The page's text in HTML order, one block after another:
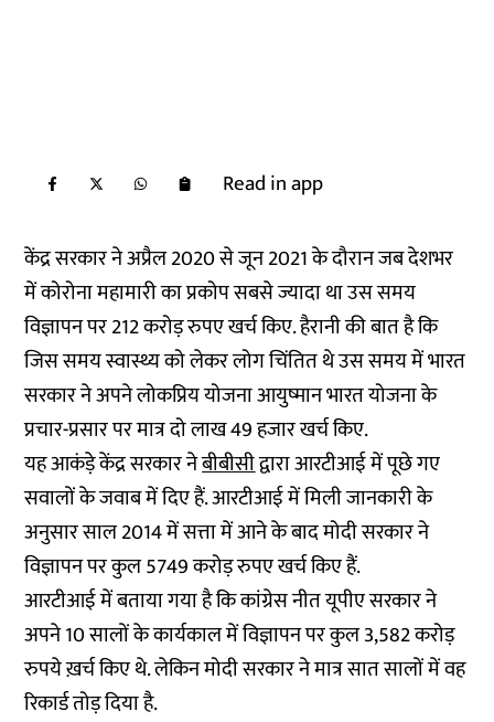
Read in app
केंद्र सरकार ने अप्रैल 2020 से जून 2021 के दौरान जब देशभर
में कोरोना महामारी का प्रकोप सबसे ज्यादा था उस समय
विज्ञापन पर 212 करोड़ रुपए खर्च किए. हैरानी की बात है कि
जिस समय स्वास्थ्य को लेकर लोग चिंतित थे उस समय में भारत
सरकार ने अपने लोकप्रिय योजना आयुष्मान भारत योजना के
प्रचार-प्रसार पर मात्र दो लाख 49 हजार खर्च किए.
यह आकंड़े केंद्र सरकार नेबीबीसीद्वारा आरटीआई में पूछे गए
सवालों के जवाब में दिए हैं. आरटीआई में मिली जानकारी के
अनुसार साल 2014 में सत्ता में आने के बाद मोदी सरकार ने
विज्ञापन पर कुल 5749 करोड़ रुपए खर्च किए हैं.
आरटीआई में बताया गया है कि कांग्रेस नीत यूपीए सरकार ने
अपने 10 सालों के कार्यकाल में विज्ञापन पर कुल 3,582 करोड़
रुपये ख़र्च किए थे. लेकिन मोदी सरकार ने मात्र सात सालों में वह
रिकार्ड तोड़ दिया है.